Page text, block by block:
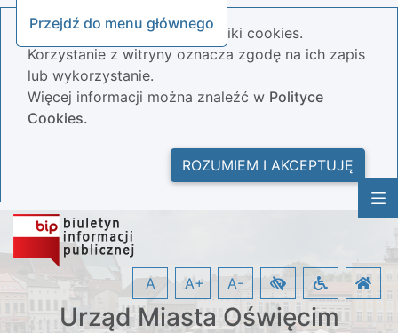
Przejdź do menu głównego
Nasza strona wykorzystuje pliki cookies.
Korzystanie z witryny oznacza zgodę na ich zapis
lub wykorzystanie.
Więcej informacji można znaleźć w Polityce
Cookies.
ROZUMIEM I AKCEPTUJĘ
Urząd Miasta Oświęcim
A A+ A-